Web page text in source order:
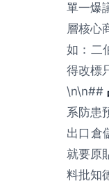
單一爆
層核心
如：二
得改標
\n\n##
系防患
出口倉
就要原
料批知